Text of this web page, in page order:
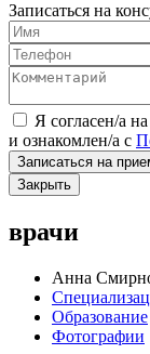
Записаться на
Я согласен/а на
и ознакомлен/а с
Записаться на
Закрыть
врачи
Анна
Образование
Фотографии